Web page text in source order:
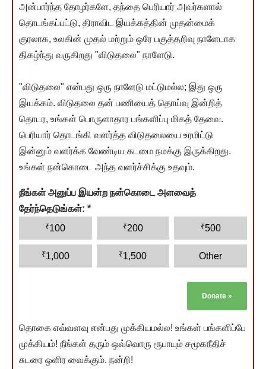
அன்பார்ந்த தோழர்களே, தந்தை பெரியார் அவர்களால்
தொடங்கப்பட்டு, திராவிட இயக்கத்தின் முதன்மைக்
குரலாக, உலகின் முதல் மற்றும் ஒரே பகுத்தறிவு நாளேடாக
திகழ்ந்து வருகிறது "விடுதலை" நாளேடு.
"விடுதலை" என்பது ஒரு நாளேடு மட்டுமல்ல; இது ஒரு
இயக்கம். விடுதலை தன் பணியைத் தொய்வு இன்றித்
தொடர, உங்கள் பொருளாதார பங்களிப்பு மிகத் தேவை.
பெரியார் தொடங்கி வளர்த்த விடுதலையை உரமிட்டு
இன்னும் வளர்க்க வேண்டிய கடமை நமக்கு இருக்கிறது.
உங்கள் நன்கொடை அந்த வளர்ச்சிக்கு உதவும்.
நீங்கள் அனுப்ப இயன்ற நன்கொடை அளவைத்
தேர்ந்தெடுங்கள்: *
₹100 ₹200 ₹500
₹1,000 ₹1,500 Other
Donate »
தொகை எவ்வளவு என்பது முக்கியமல்ல! உங்கள் பங்களிப்பே
முக்கியம்! நீங்கள் தரும் ஒவ்வொரு ரூபாயும் சமூகநீதிச்
சுடரை ஒளிர வைக்கும். நன்றி!